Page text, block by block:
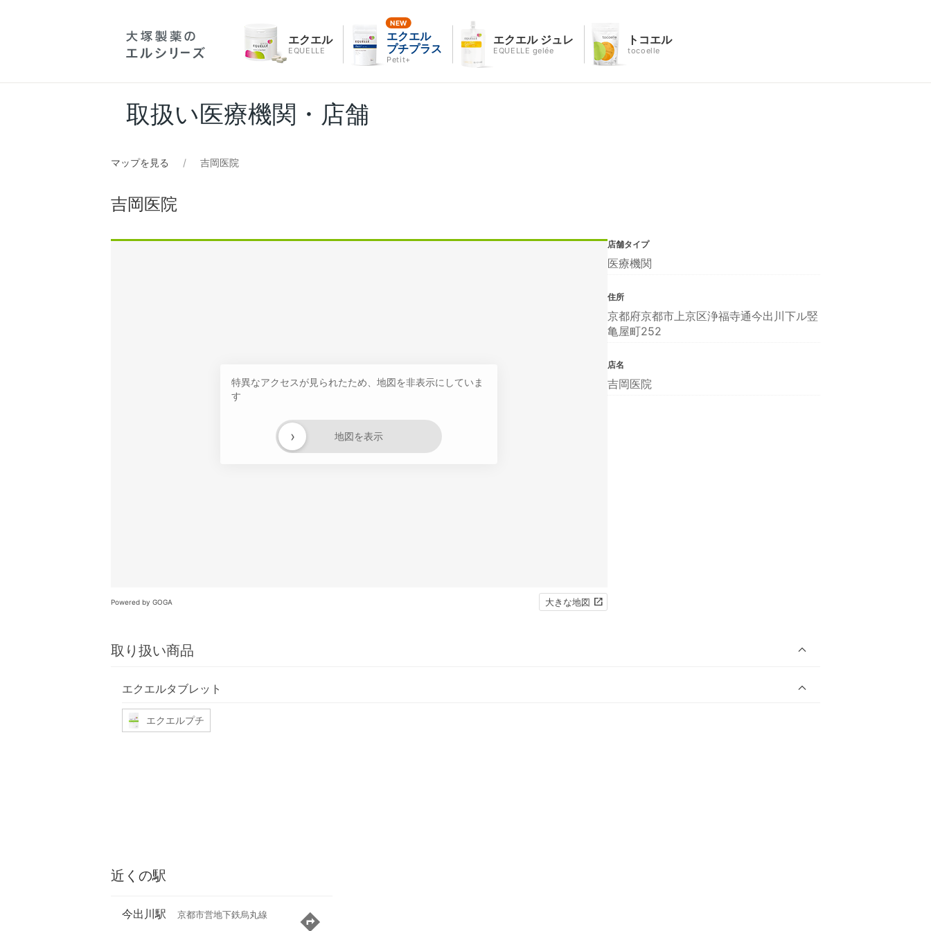
エクエル
EQUELLE
エクエル
プチプラス
Petit+
エクエル ジュレ
EQUELLE gelée
トコエル
tocoelle
取扱い医療機関・店舗
マップを見る 吉岡医院
吉岡医院
特異なアクセスが見られたため、地図を非表示にしていま
す
地図を表示
›
Powered by GOGA 大きな地図
取り扱い商品
エクエルタブレット
エクエルプチ
店舗タイプ
医療機関
住所
京都府京都市上京区浄福寺通今出川下ル竪
亀屋町252
店名
吉岡医院
近くの駅
今出川駅 京都市営地下鉄烏丸線